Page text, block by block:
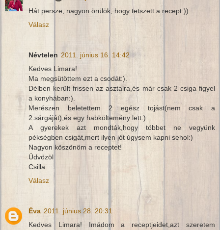
Hát persze, nagyon örülök, hogy tetszett a recept:))
Válasz
Névtelen 2011. június 16. 14:42
Kedves Limara!
Ma megsütöttem ezt a csodát:).
Délben került frissen az asztalra,és már csak 2 csiga figyel
a konyhában:).
Merészen beletettem 2 egész tojást(nem csak a
2.sárgáját),és egy habköltemény lett:)
A gyerekek azt mondták,hogy többet ne vegyünk
pékségben csigát,mert ilyen jót úgysem kapni sehol:)
Nagyon köszönöm a receptet!
Üdvözöl
Csilla
Válasz
Éva 2011. június 28. 20:31
Kedves Limara! Imádom a receptjeidet,azt szeretem